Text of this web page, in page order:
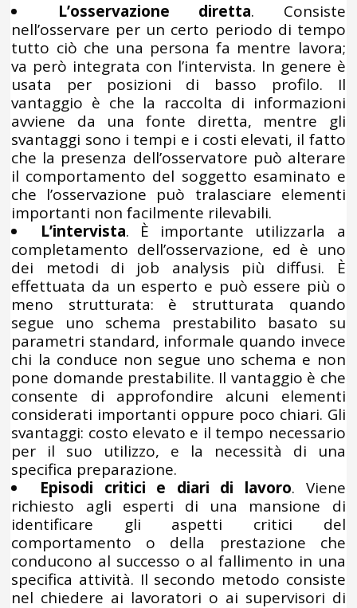
L’osservazione diretta. Consiste
nell’osservare per un certo periodo di tempo
tutto ciò che una persona fa mentre lavora;
va però integrata con l’intervista. In genere è
usata per posizioni di basso profilo. Il
vantaggio è che la raccolta di informazioni
avviene da una fonte diretta, mentre gli
svantaggi sono i tempi e i costi elevati, il fatto
che la presenza dell’osservatore può alterare
il comportamento del soggetto esaminato e
che l’osservazione può tralasciare elementi
importanti non facilmente rilevabili.
L’intervista. È importante utilizzarla a
completamento dell’osservazione, ed è uno
dei metodi di job analysis più diffusi. È
effettuata da un esperto e può essere più o
meno strutturata: è strutturata quando
segue uno schema prestabilito basato su
parametri standard, informale quando invece
chi la conduce non segue uno schema e non
pone domande prestabilite. Il vantaggio è che
consente di approfondire alcuni elementi
considerati importanti oppure poco chiari. Gli
svantaggi: costo elevato e il tempo necessario
per il suo utilizzo, e la necessità di una
specifica preparazione.
Episodi critici e diari di lavoro. Viene
richiesto agli esperti di una mansione di
identificare gli aspetti critici del
comportamento o della prestazione che
conducono al successo o al fallimento in una
specifica attività. Il secondo metodo consiste
nel chiedere ai lavoratori o ai supervisori di